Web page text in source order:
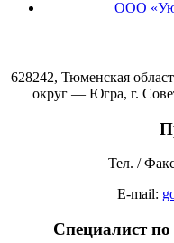
ООО
628242, Тюменская
округ — Югра, г.
Тел. /
E-mail:
Специалист